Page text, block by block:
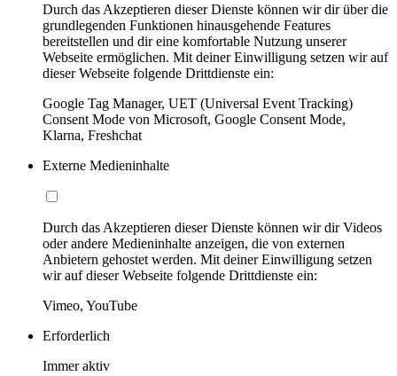
Durch das Akzeptieren dieser Dienste können wir dir über die
grundlegenden Funktionen hinausgehende Features
bereitstellen und dir eine komfortable Nutzung unserer
Webseite ermöglichen. Mit deiner Einwilligung setzen wir auf
dieser Webseite folgende Drittdienste ein:
Google Tag Manager, UET (Universal Event Tracking)
Consent Mode von Microsoft, Google Consent Mode,
Klarna, Freshchat
Externe Medieninhalte
Durch das Akzeptieren dieser Dienste können wir dir Videos
oder andere Medieninhalte anzeigen, die von externen
Anbietern gehostet werden. Mit deiner Einwilligung setzen
wir auf dieser Webseite folgende Drittdienste ein:
Vimeo, YouTube
Erforderlich
Immer aktiv